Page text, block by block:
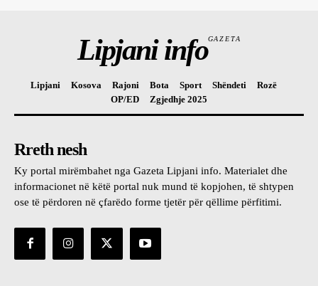
Lipjani infoGAZETA
Lipjani Kosova Rajoni Bota Sport Shëndeti
Rozë
OP/ED
Zgjedhje 2025
Rreth nesh
Ky portal mirëmbahet nga Gazeta Lipjani info. Materialet dhe
informacionet në këtë portal nuk mund të kopjohen, të shtypen
ose të përdoren në çfarëdo forme tjetër për qëllime përfitimi.